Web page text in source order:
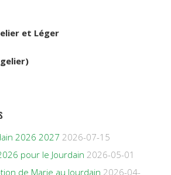
et Léger
2026 2027 2026-07-15
pour le Jourdain 2026-05-01
de Marie au Jourdain 2026-04-